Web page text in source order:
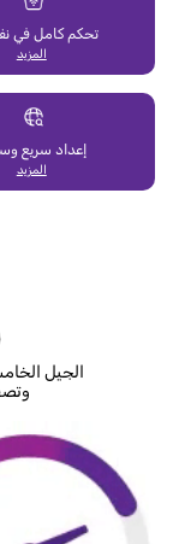
تحكم كامل في
المزيد
إعداد سريع
المزيد